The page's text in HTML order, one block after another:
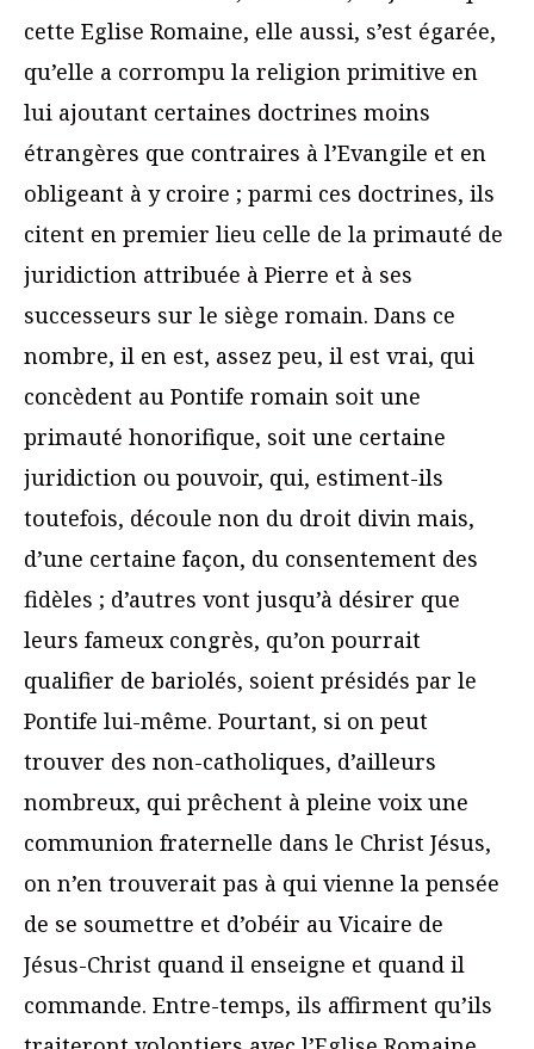
cette Eglise Romaine, elle aussi, s’est égarée,
qu’elle a corrompu la religion primitive en
lui ajoutant certaines doctrines moins
étrangères que contraires à l’Evangile et en
obligeant à y croire ; parmi ces doctrines, ils
citent en premier lieu celle de la primauté de
juridiction attribuée à Pierre et à ses
successeurs sur le siège romain. Dans ce
nombre, il en est, assez peu, il est vrai, qui
concèdent au Pontife romain soit une
primauté honorifique, soit une certaine
juridiction ou pouvoir, qui, estiment-ils
toutefois, découle non du droit divin mais,
d’une certaine façon, du consentement des
fidèles ; d’autres vont jusqu’à désirer que
leurs fameux congrès, qu’on pourrait
qualifier de bariolés, soient présidés par le
Pontife lui-même. Pourtant, si on peut
trouver des non-catholiques, d’ailleurs
nombreux, qui prêchent à pleine voix une
communion fraternelle dans le Christ Jésus,
on n’en trouverait pas à qui vienne la pensée
de se soumettre et d’obéir au Vicaire de
Jésus-Christ quand il enseigne et quand il
commande. Entre-temps, ils affirment qu’ils